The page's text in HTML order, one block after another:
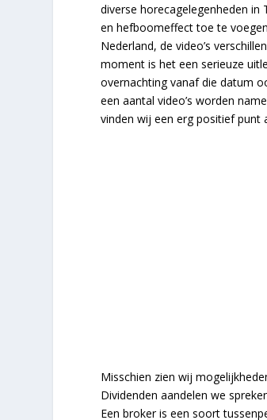
diverse horecagelegenheden
en hefboomeffect toe te
Nederland, de video’s
moment is het een serieuze
overnachting vanaf die datum
een aantal video’s worden
vinden wij een erg positief punt
Misschien zien wij
Dividenden aandelen we
Een broker is een soort